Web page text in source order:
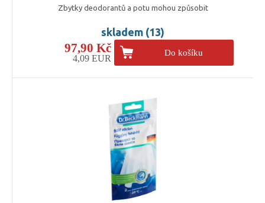
Zbytky deodorantů a potu mohou způsobit
skladem (13)
97,90 Kč
4,09 EUR
Do košíku